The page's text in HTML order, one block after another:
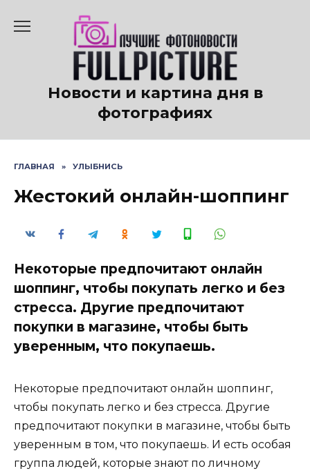
содержанию
Новости и картина дня в
фотографиях
ГЛАВНАЯ » УЛЫБНИСЬ
Жестокий онлайн-шоппинг
Некоторые предпочитают онлайн
шоппинг, чтобы покупать легко и без
стресса. Другие предпочитают
покупки в магазине, чтобы быть
уверенным, что покупаешь.
Некоторые предпочитают онлайн шоппинг,
чтобы покупать легко и без стресса. Другие
предпочитают покупки в магазине, чтобы быть
уверенным в том, что покупаешь. И есть особая
группа людей, которые знают по личному